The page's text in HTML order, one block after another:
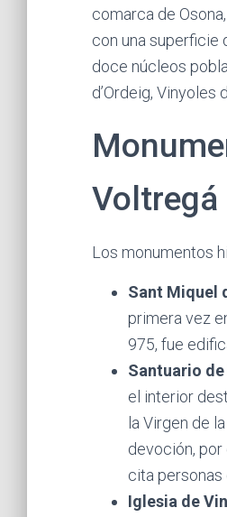
comarca de
con una superficie
doce núcleos
d’Ordeig, Vinyoles
Voltregá
Los monumentos
Sant Miquel
primera vez
975, fue
Santuario de
el interior
la Virgen de
devoción, por
cita personas
Iglesia de